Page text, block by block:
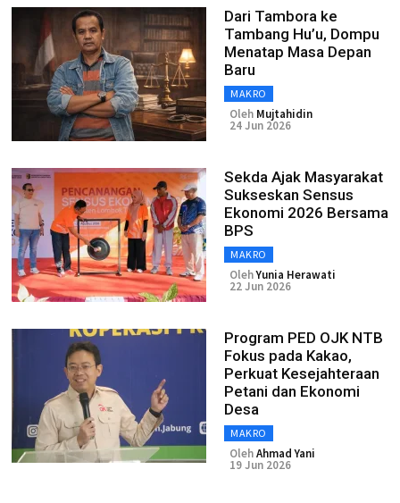
Dari Tambora ke
Tambang Hu’u, Dompu
Menatap Masa Depan
Baru
MAKRO
Oleh Mujtahidin
24 Jun 2026
Sekda Ajak Masyarakat
Sukseskan Sensus
Ekonomi 2026 Bersama
BPS
MAKRO
OlehYunia Herawati
22 Jun 2026
Program PED OJK NTB
Fokus pada Kakao,
Perkuat Kesejahteraan
Petani dan Ekonomi
Desa
MAKRO
OlehAhmad Yani
19 Jun 2026